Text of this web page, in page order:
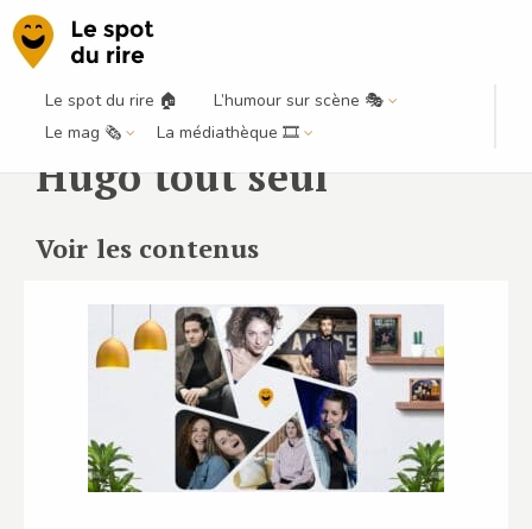
Le spot du rire 🏠
L’humour sur scène 🎭
Le mag 🗞️
La médiathèque 🎞️
Hugo tout seul
Voir les contenus